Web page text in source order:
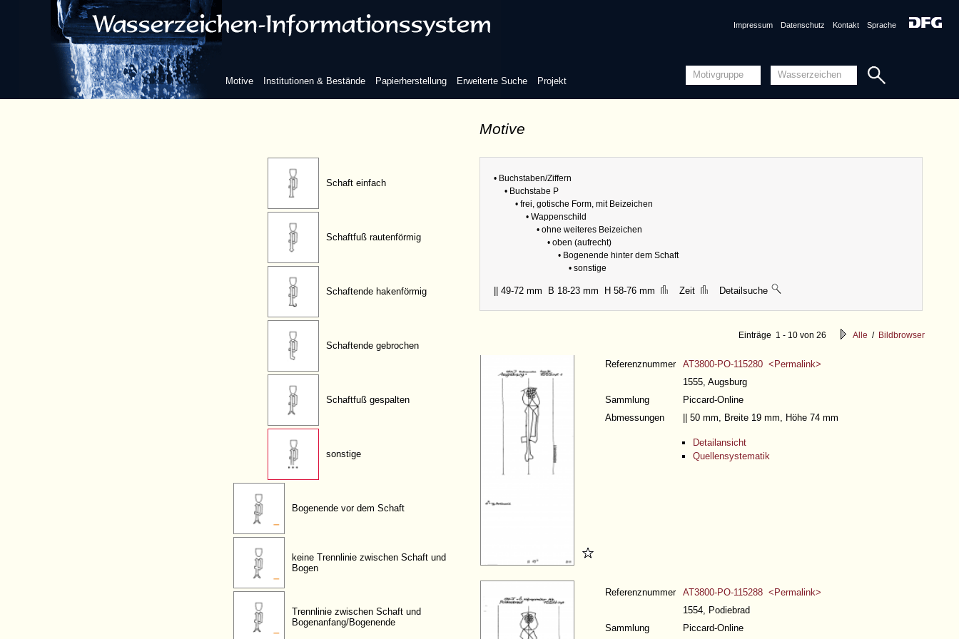
Motive Institutionen & Bestände Papierherstellung Erweiterte Suche Projekt
Impressum Datenschutz Kontakt Sprache
Motive
oben (aufrecht)
Bogen und Schaft getrennt
Schaft einfach
Schaftfuß rautenförmig
Schaftende hakenförmig
Schaftende gebrochen
Schaftfuß gespalten
sonstige
Bogenende vor dem Schaft
keine Trennlinie zwischen Schaft und
Bogen
Trennlinie zwischen Schaft und
Bogenanfang/Bogenende
• Buchstaben/Ziffern
• Buchstabe P
• frei, gotische Form, mit Beizeichen
• Wappenschild
• ohne weiteres Beizeichen
• oben (aufrecht)
• Bogenende hinter dem Schaft
• sonstige
|| 49-72 mm B 18-23 mm H 58-76 mm Zeit Detailsuche
Einträge 1 - 10 von 26 Alle / Bildbrowser
1557, Wien
Referenznummer
AT3800-PO-115280 <Permalink>
1555, Augsburg
Sammlung
Piccard-Online
Abmessungen
|| 50 mm, Breite 19 mm, Höhe 74 mm
Detailansicht
Quellensystematik
Referenznummer
AT3800-PO-115288 <Permalink>
1554, Podiebrad
Sammlung
Piccard-Online